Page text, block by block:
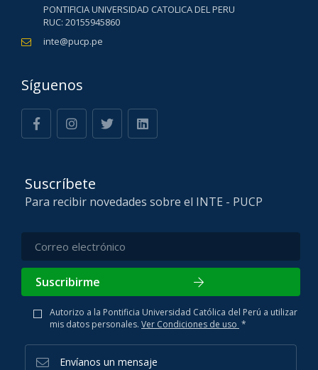
PONTIFICIA UNIVERSIDAD CATOLICA DEL PERU
RUC: 20155945860
inte@pucp.pe
Síguenos
Suscríbete
Para recibir novedades sobre el INTE - PUCP
Suscribirme
Autorizo a la Pontificia Universidad Católica del Perú a utilizar
mis datos personales. Ver Condiciones de uso *
Envíanos un mensaje